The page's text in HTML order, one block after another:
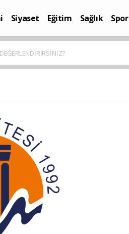
Siyaset Eğitim Sağlık Spor